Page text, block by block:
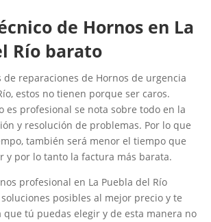
de Hornos en La
Río barato
de reparaciones de Hornos de urgencia
estos no tienen porque ser caros.
es profesional se nota sobre todo en la
y resolución de problemas. Por lo que
también será menor el tiempo que
y por lo tanto la factura más barata.
profesional en La Puebla del Río
posibles al mejor precio y te
que tú puedas elegir y de esta manera no